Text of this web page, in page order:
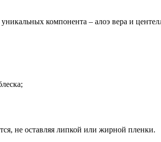
компонента – алоэ вера и
не оставляя липкой или жирной пленки.